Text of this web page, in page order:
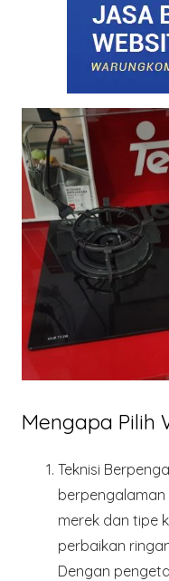
Mengapa Pilih
Teknisi
merek dan tipe
perbaikan
Dengan